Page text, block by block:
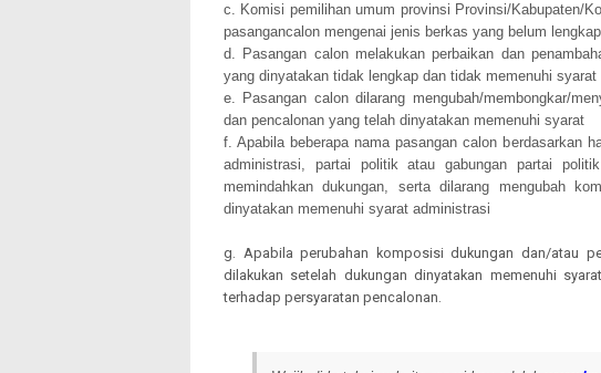
c. Komisi pemilihan umum provinsi Provinsi/Kabupaten/
pasangancalon mengenai jenis berkas yang belum
d. Pasangan calon melakukan perbaikan dan
yang dinyatakan tidak lengkap dan tidak memenuhi syarat
e. Pasangan calon dilarang mengubah/membongkar/
dan pencalonan yang telah dinyatakan memenuhi syarat
f. Apabila beberapa nama pasangan calon berdasarkan
administrasi, partai politik atau gabungan partai
memindahkan dukungan, serta dilarang mengubah
dinyatakan memenuhi syarat administrasi
g. Apabila perubahan komposisi dukungan dan/atau
dilakukan setelah dukungan dinyatakan memenuhi
terhadap persyaratan pencalonan.